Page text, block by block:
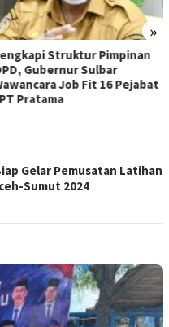
»
Struktur Pimpinan
Gubernur Sulbar
Job Fit 16 Pejabat
Pratama
Gelar Pemusatan Latihan
Sumut 2024